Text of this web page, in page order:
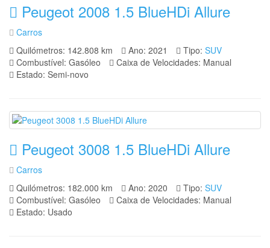
Peugeot 2008 1.5 BlueHDi Allure
Carros
Quilómetros: 142.808 km
Ano: 2021 Tipo: SUV
Combustível: Gasóleo
Caixa de Velocidades: Manual
Estado: Semi-novo
Peugeot 3008 1.5 BlueHDi Allure
Carros
Quilómetros: 182.000 km
Ano: 2020 Tipo: SUV
Combustível: Gasóleo
Caixa de Velocidades: Manual
Estado: Usado